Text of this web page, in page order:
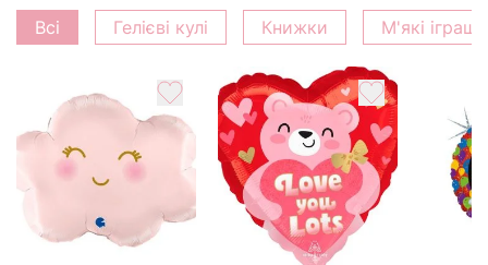
Всі Гелієві кулі Книжки М'які